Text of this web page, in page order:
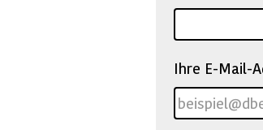
Ihre E-Mail-